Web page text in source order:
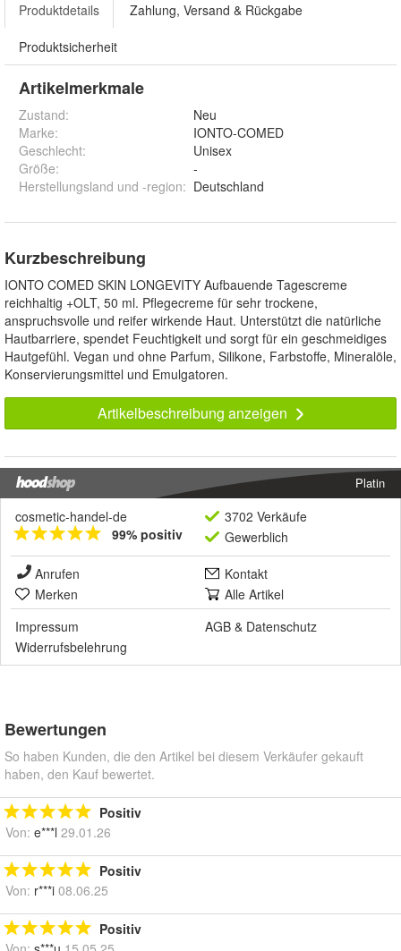
Produktdetails Zahlung, Versand & Rückgabe
Produktsicherheit
Artikelmerkmale
Zustand:
Neu
Marke:
IONTO-COMED
Geschlecht:
Unisex
Größe:
-
Herstellungsland und -region: Deutschland
Kurzbeschreibung
IONTO COMED SKIN LONGEVITY Aufbauende Tagescreme
reichhaltig +OLT, 50 ml. Pflegecreme für sehr trockene,
anspruchsvolle und reifer wirkende Haut. Unterstützt die natürliche
Hautbarriere, spendet Feuchtigkeit und sorgt für ein geschmeidiges
Hautgefühl. Vegan und ohne Parfum, Silikone, Farbstoffe, Mineralöle,
Konservierungsmittel und Emulgatoren.
Artikelbeschreibung anzeigen
Platin
cosmetic-handel-de
99% positiv
3702 Verkäufe
Gewerblich
Anrufen
Kontakt
Merken
Alle Artikel
Impressum
AGB & Datenschutz
Widerrufsbelehrung
Bewertungen
So haben Kunden, die den Artikel bei diesem Verkäufer gekauft
haben, den Kauf bewertet.
Positiv
Von: e***l 29.01.26
Positiv
Von: r***i 08.06.25
Positiv